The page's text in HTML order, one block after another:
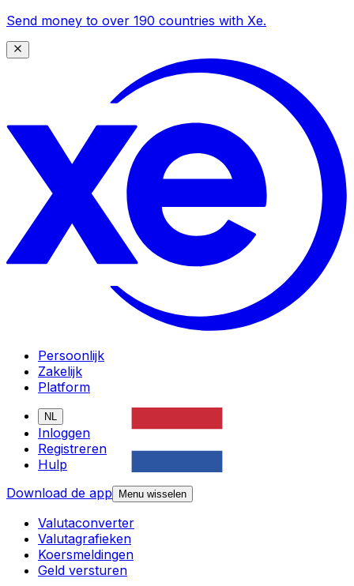
Send money to over 190 countries with Xe.
Persoonlijk
Zakelijk
Platform
NL
Inloggen
Registreren
Hulp
Download de app
Menu wisselen
Valutaconverter
Valutagrafieken
Koersmeldingen
Geld versturen